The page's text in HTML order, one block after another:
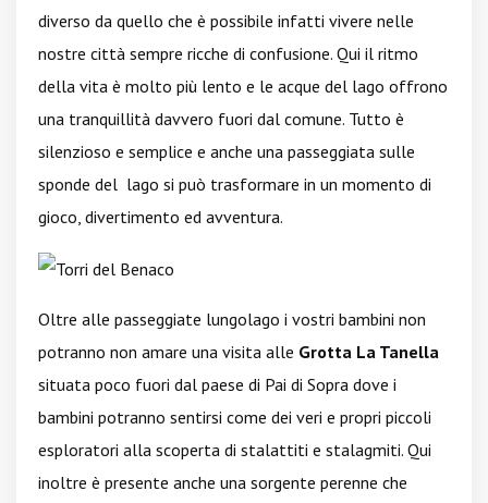
diverso da quello che è possibile infatti vivere nelle
nostre città sempre ricche di confusione. Qui il ritmo
della vita è molto più lento e le acque del lago offrono
una tranquillità davvero fuori dal comune. Tutto è
silenzioso e semplice e anche una passeggiata sulle
sponde del lago si può trasformare in un momento di
gioco, divertimento ed avventura.
Oltre alle passeggiate lungolago i vostri bambini non
potranno non amare una visita alle Grotta La Tanella
situata poco fuori dal paese di Pai di Sopra dove i
bambini potranno sentirsi come dei veri e propri piccoli
esploratori alla scoperta di stalattiti e stalagmiti. Qui
inoltre è presente anche una sorgente perenne che